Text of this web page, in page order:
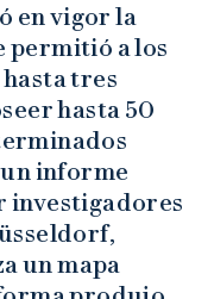
en vigor la
permitió a los
tres
hasta 50
informe
investigadores
un mapa